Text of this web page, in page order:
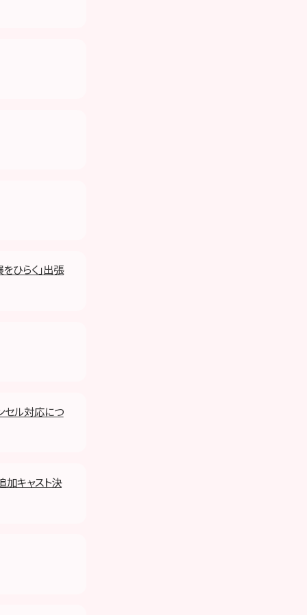
ひらく」出張
セル対応につ
加キャスト決